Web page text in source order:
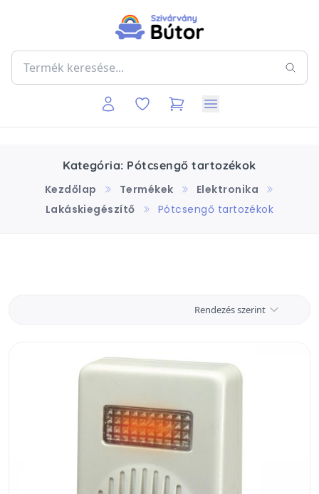
Kategória: Pótcsengő tartozékok
Kezdőlap
Termékek
Elektronika
Lakáskiegészítő
Pótcsengő tartozékok
Rendezés szerint